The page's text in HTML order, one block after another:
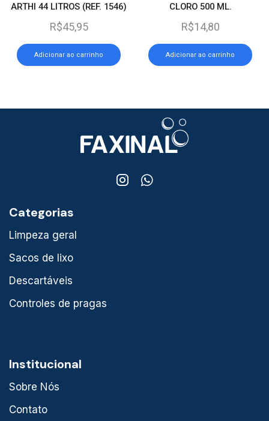
ARTHI 44 LITROS (REF. 1546)
R$45,95
Adicionar ao carrinho
CLORO 500 ML.
R$14,80
Adicionar ao carrinho
Categorias
Limpeza geral
Sacos de lixo
Descartáveis
Controles de pragas
Institucional
Sobre Nós
Contato